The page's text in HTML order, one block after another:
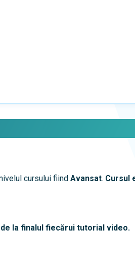
cursului fiind Avansat. Cursul
la finalul fiecărui tutorial video.